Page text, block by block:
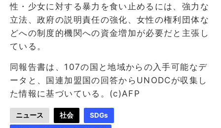
性・少女に対する暴力を食い止めるには、強力な
立法、政府の説明責任の強化、女性の権利団体な
どへの制度的機関への資金増加が必要だと主張し
ている。
同報告書は、107の国と地域からの入手可能なデ
ータと、国連加盟国の回答からUNODCが収集し
た情報に基づいている。(c)AFP
ニュース 社会 SDGs